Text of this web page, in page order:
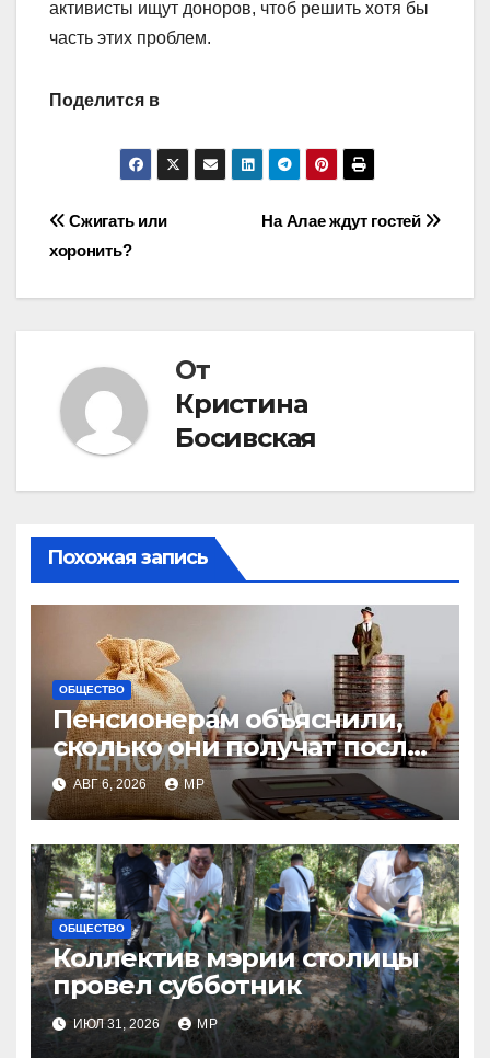
активисты ищут доноров, чтоб решить хотя бы
часть этих проблем.
Поделится в
Навигация
по
На Алае ждут гостей
Сжигать или
хоронить?
От
Кристина
Босивская
Похожая запись
ОБЩЕСТВО
Пенсионерам объяснили,
сколько они получат после
индексации
АВГ 6, 2026 MP
ОБЩЕСТВО
Коллектив мэрии столицы
провел субботник
ИЮЛ 31, 2026 MP